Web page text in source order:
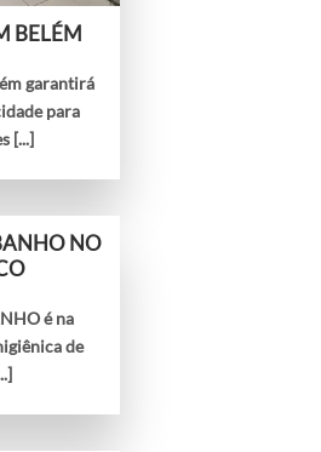
BELÉM
garantirá
para
[...]
NO
é na
de